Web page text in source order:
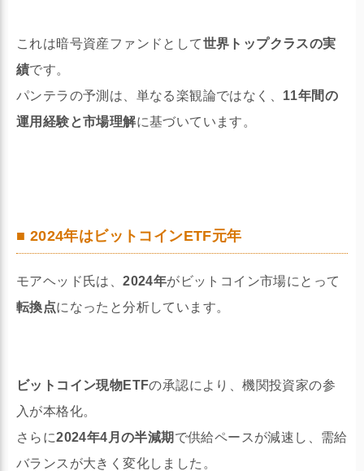
これは暗号資産ファンドとして世界トップクラスの実
績です。
パンテラの予測は、単なる楽観論ではなく、 11年間の
運用経験と市場理解に基づいています。
■ 2024年はビットコインETF元年
モアヘッド氏は、2024年がビットコイン市場にとって
転換点になったと分析しています。
ビットコイン現物ETFの承認により、機関投資家の参
入が本格化。
さらに2024年4月の半減期 で供給ペースが減速し、需給
バランスが大きく変化しました。